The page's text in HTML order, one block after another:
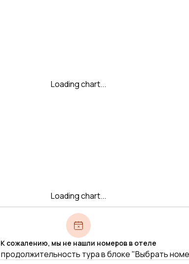
Loading chart...
Loading chart...
К сожалению, мы не нашли номеров в отеле
тура в блоке "Выбрать